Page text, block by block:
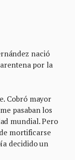
nació
por la
Cobró mayor
pasaban los
mundial. Pero
mortificarse
decidido un